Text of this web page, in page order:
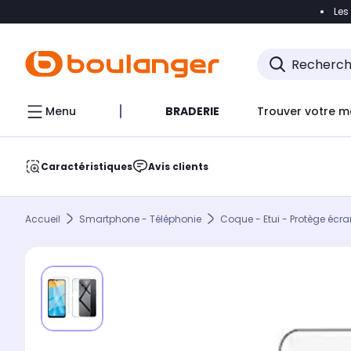
Accéder
Menu BRADERIE Trouver votre
Caractéristiques Avis clients
Accueil Smartphone - Téléphonie Coque - Etui - Protège